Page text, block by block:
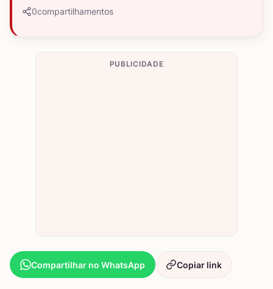
0compartilhamentos
PUBLICIDADE
Compartilhar no WhatsApp Copiar link